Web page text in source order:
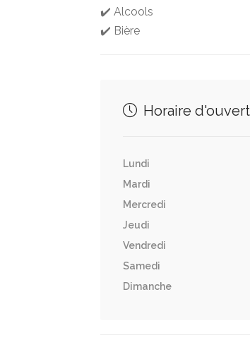
✔️ Alcools
✔️ Bière
Horaire
Lundi
Mardi
Mercredi
Jeudi
Vendredi
Samedi
Dimanche